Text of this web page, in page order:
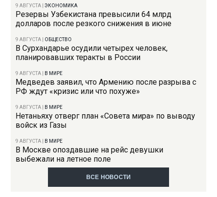
9 АВГУСТА |ЭКОНОМИКА
Резервы Узбекистана превысили 64 млрд
долларов после резкого снижения в июне
9 АВГУСТА ОБЩЕСТВО
В Сурхандарье осудили четырех человек,
планировавших теракты в России
9 АВГУСТА В МИРЕ
Медведев заявил, что Армению после разрыва с
РФ ждут «кризис или что похуже»
9 АВГУСТА В МИРЕ
Нетаньяху отверг план «Совета мира» по выводу
войск из Газы
9 АВГУСТА В МИРЕ
В Москве опоздавшие на рейс девушки
выбежали на летное поле
ВСЕ НОВОСТИ